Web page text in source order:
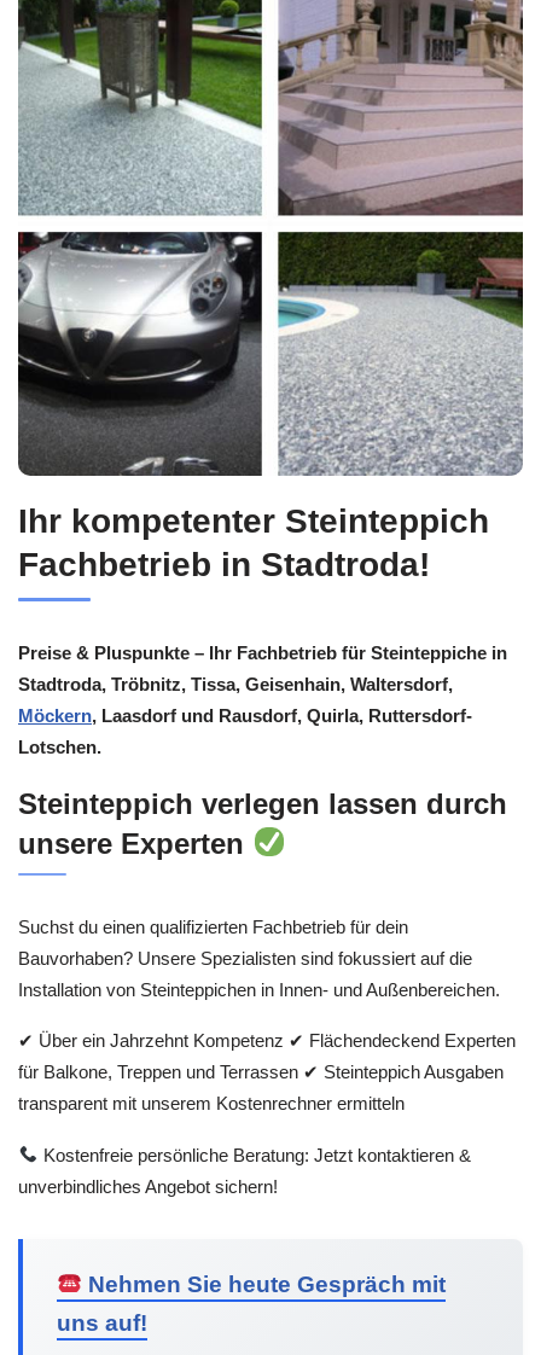
Ihr kompetenter Steinteppich
Fachbetrieb in Stadtroda!
Preise & Pluspunkte – Ihr Fachbetrieb für Steinteppiche in
Stadtroda, Tröbnitz, Tissa, Geisenhain, Waltersdorf,
Möckern, Laasdorf und Rausdorf, Quirla, Ruttersdorf-
Lotschen.
Steinteppich verlegen lassen durch
unsere Experten
Suchst du einen qualifizierten Fachbetrieb für dein
Bauvorhaben? Unsere Spezialisten sind fokussiert auf die
Installation von Steinteppichen in Innen- und Außenbereichen.
✔ Über ein Jahrzehnt Kompetenz ✔ Flächendeckend Experten
für Balkone, Treppen und Terrassen ✔ Steinteppich Ausgaben
transparent mit unserem Kostenrechner ermitteln
Kostenfreie persönliche Beratung: Jetzt kontaktieren &
unverbindliches Angebot sichern!
Nehmen Sie heute Gespräch mit
uns auf!